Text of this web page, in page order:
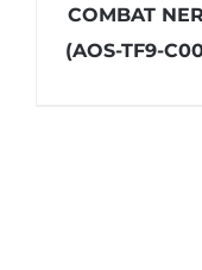
COMBAT
(AOS-TF9-